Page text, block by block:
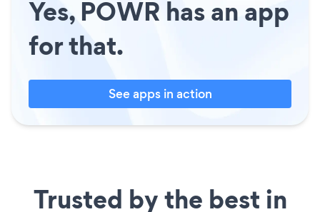
Yes, POWR has an app
for that.
See apps in action
Trusted by the best in